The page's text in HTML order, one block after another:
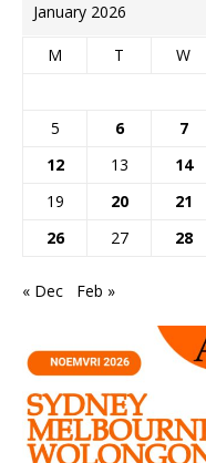
January 2026
M T W
5
6 7
12
13 14
19
20 21
26
27 28
« Dec Feb »